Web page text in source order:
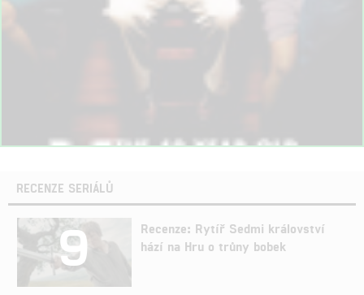
RECENZE SERIÁLŮ
9
Recenze: Rytíř Sedmi království
hází na Hru o trůny bobek